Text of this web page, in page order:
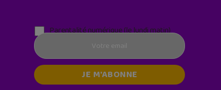
Parentalité numérique (le lundi matin)